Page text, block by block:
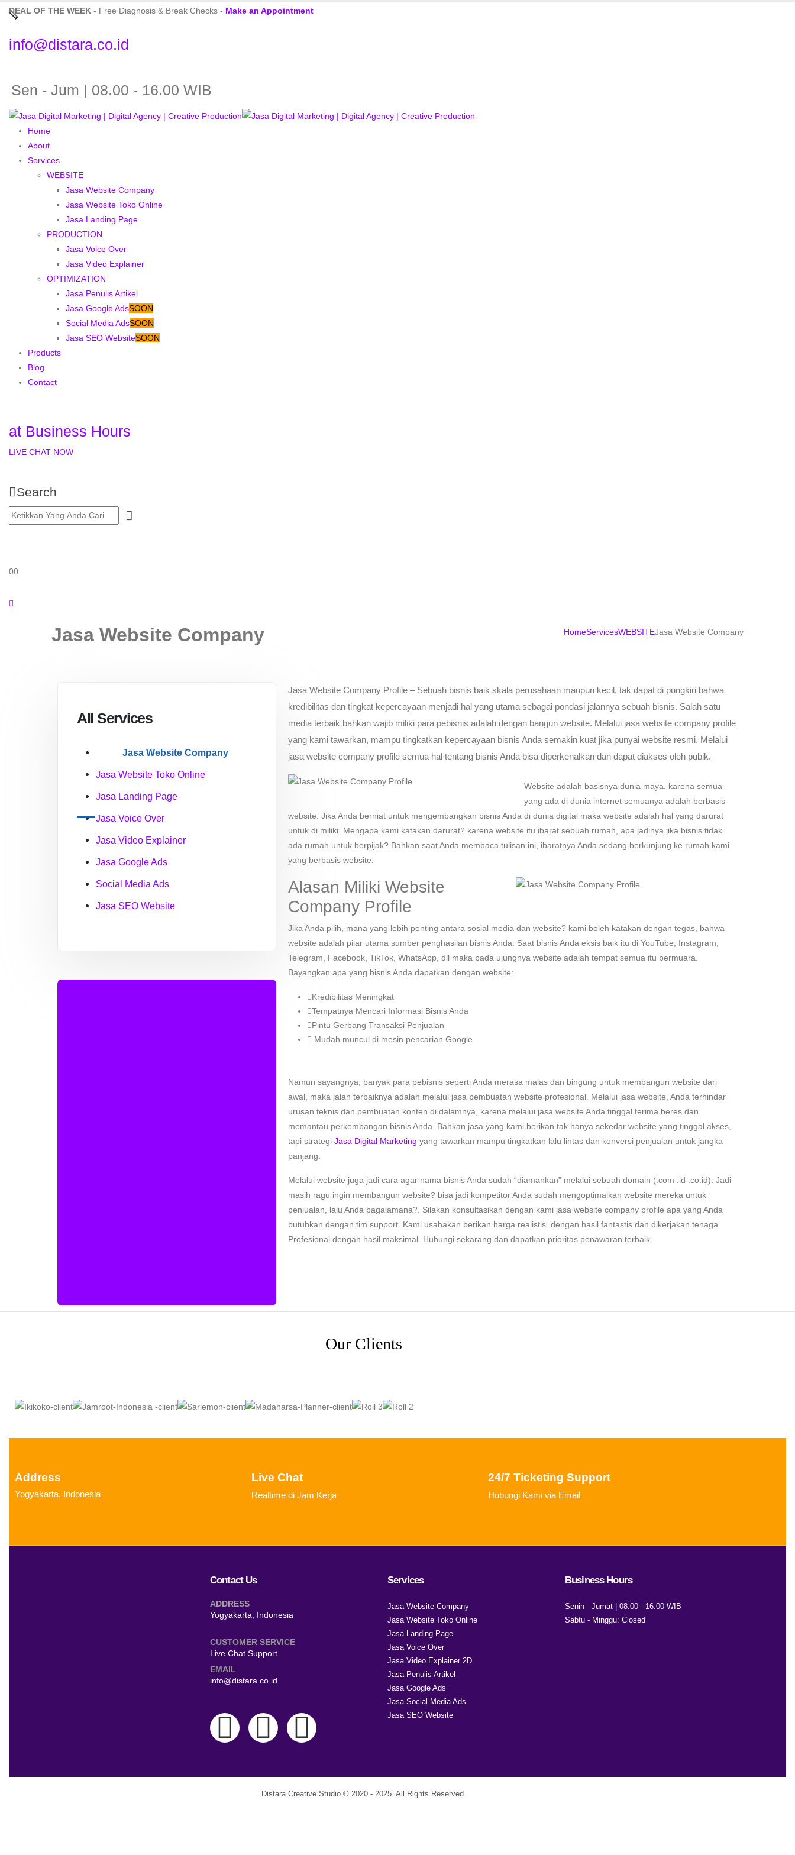
DEAL OF THE WEEK - Free Diagnosis & Break Checks - Make an Appointment
info@distara.co.id
Sen - Jum | 08.00 - 16.00 WIB
Home
About
Services
WEBSITE
Jasa Website Company
Jasa Website Toko Online
Jasa Landing Page
PRODUCTION
Jasa Voice Over
Jasa Video Explainer
OPTIMIZATION
Jasa Penulis Artikel
Jasa Google AdsSOON
Social Media AdsSOON
Jasa SEO WebsiteSOON
Products
Blog
Contact
at Business Hours
LIVE CHAT NOW
Search
00
Jasa Website Company HomeServicesWEBSITEJasa Website Company
Jasa Website Company Profile – Sebuah bisnis baik skala perusahaan maupun kecil, tak dapat di pungkiri bahwa
kredibilitas dan tingkat kepercayaan menjadi hal yang utama sebagai pondasi jalannya sebuah bisnis. Salah satu
media terbaik bahkan wajib miliki para pebisnis adalah dengan bangun website. Melalui jasa website company profile
yang kami tawarkan, mampu tingkatkan kepercayaan bisnis Anda semakin kuat jika punyai website resmi. Melalui
jasa website company profile semua hal tentang bisnis Anda bisa diperkenalkan dan dapat diakses oleh pubik.
Website adalah basisnya dunia maya, karena semua
yang ada di dunia internet semuanya adalah berbasis
website. Jika Anda berniat untuk mengembangkan bisnis Anda di dunia digital maka website adalah hal yang darurat
untuk di miliki. Mengapa kami katakan darurat? karena website itu ibarat sebuah rumah, apa jadinya jika bisnis tidak
ada rumah untuk berpijak? Bahkan saat Anda membaca tulisan ini, ibaratnya Anda sedang berkunjung ke rumah kami
yang berbasis website.
Alasan Miliki Website
Company Profile
Jika Anda pilih, mana yang lebih penting antara sosial media dan website? kami boleh katakan dengan tegas, bahwa
website adalah pilar utama sumber penghasilan bisnis Anda. Saat bisnis Anda eksis baik itu di YouTube, Instagram,
Telegram, Facebook, TikTok, WhatsApp, dll maka pada ujungnya website adalah tempat semua itu bermuara.
Bayangkan apa yang bisnis Anda dapatkan dengan website:
Kredibilitas Meningkat
Tempatnya Mencari Informasi Bisnis Anda
Pintu Gerbang Transaksi Penjualan
Mudah muncul di mesin pencarian Google
Namun sayangnya, banyak para pebisnis seperti Anda merasa malas dan bingung untuk membangun website dari
awal, maka jalan terbaiknya adalah melalui jasa pembuatan website profesional. Melalui jasa website, Anda terhindar
urusan teknis dan pembuatan konten di dalamnya, karena melalui jasa website Anda tinggal terima beres dan
memantau perkembangan bisnis Anda. Bahkan jasa yang kami berikan tak hanya sekedar website yang tinggal akses,
tapi strategi Jasa Digital Marketing yang tawarkan mampu tingkatkan lalu lintas dan konversi penjualan untuk jangka
panjang.
Melalui website juga jadi cara agar nama bisnis Anda sudah “diamankan” melalui sebuah domain (.com .id .co.id). Jadi
masih ragu ingin membangun website? bisa jadi kompetitor Anda sudah mengoptimalkan website mereka untuk
penjualan, lalu Anda bagaiamana?. Silakan konsultasikan dengan kami jasa website company profile apa yang Anda
butuhkan dengan tim support. Kami usahakan berikan harga realistis dengan hasil fantastis dan dikerjakan tenaga
Profesional dengan hasil maksimal. Hubungi sekarang dan dapatkan prioritas penawaran terbaik.
All Services
Jasa Website Company
Jasa Website Toko Online
Jasa Landing Page
Jasa Voice Over
Jasa Video Explainer
Jasa Google Ads
Social Media Ads
Jasa SEO Website
Our Clients
Address
Yogyakarta, Indonesia
Live Chat
Realtime di Jam Kerja
24/7 Ticketing Support
Hubungi Kami via Email
Contact Us
ADDRESS
Yogyakarta, Indonesia
CUSTOMER SERVICE
Live Chat Support
EMAIL
info@distara.co.id
Services
Jasa Website Company
Jasa Website Toko Online
Jasa Landing Page
Jasa Voice Over
Jasa Video Explainer 2D
Jasa Penulis Artikel
Jasa Google Ads
Jasa Social Media Ads
Jasa SEO Website
Business Hours
Senin - Jumat | 08.00 - 16.00 WIB
Sabtu - Minggu: Closed
Distara Creative Studio © 2020 - 2025. All Rights Reserved.